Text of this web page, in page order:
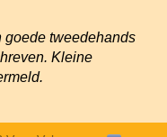
goede tweedehands
Kleine